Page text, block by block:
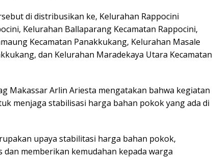
di distribusikan ke, Kelurahan Rappocini
Kelurahan Ballaparang Kecamatan Rappocini,
Kecamatan Panakkukang, Kelurahan Masale
dan Kelurahan Maradekaya Utara Kecamatan
Makassar Arlin Ariesta mengatakan bahwa kegiatan
menjaga stabilisasi harga bahan pokok yang ada di
upaya stabilitasi harga bahan pokok,
dan memberikan kemudahan kepada warga